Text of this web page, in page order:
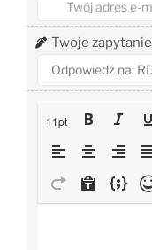
Twoje zapytanie
11pt